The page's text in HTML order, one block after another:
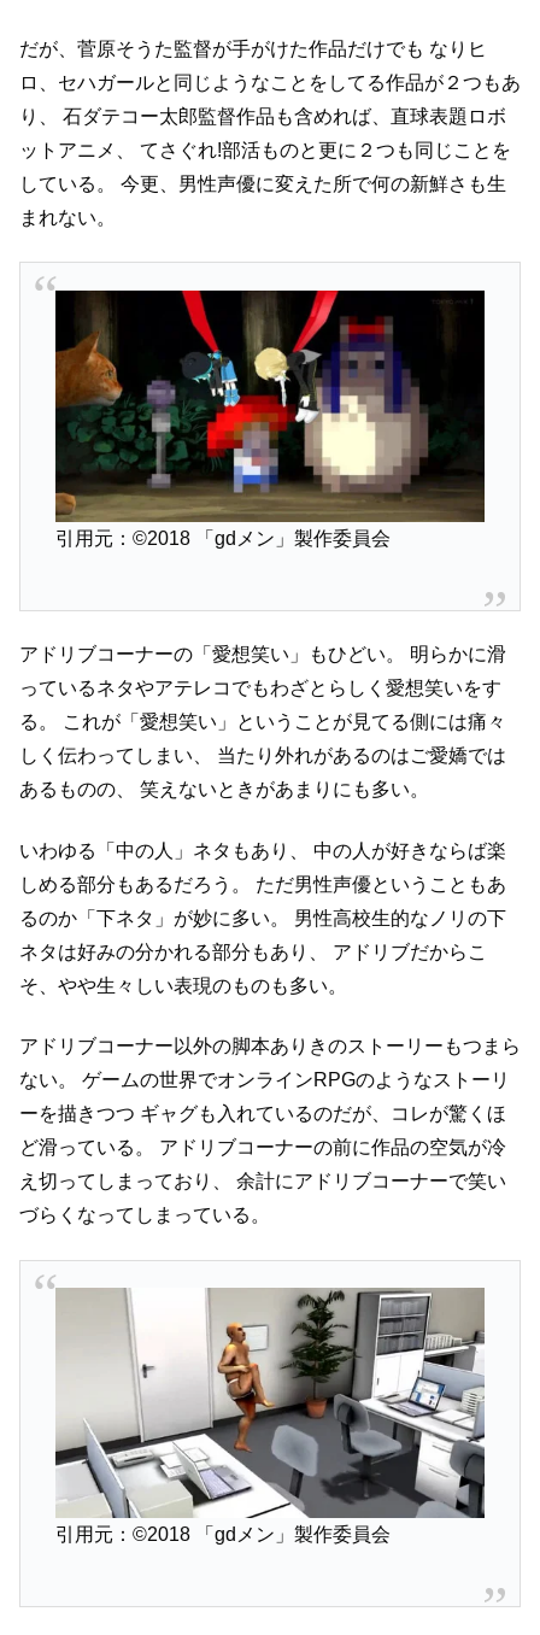
だが、菅原そうた監督が手がけた作品だけでも なりヒ
ロ、セハガールと同じようなことをしてる作品が２つもあ
り、
石ダテコー太郎監督作品も含めれば、直球表題ロボ
ットアニメ、
てさぐれ!部活ものと更に２つも同じことを
している。
今更、男性声優に変えた所で何の新鮮さも生
まれない。
引用元：©2018 「gdメン」製作委員会
アドリブコーナーの「愛想笑い」もひどい。
明らかに滑
っているネタやアテレコでもわざとらしく愛想笑いをす
る。
これが「愛想笑い」ということが見てる側には痛々
しく伝わってしまい、
当たり外れがあるのはご愛嬌では
あるものの、
笑えないときがあまりにも多い。
いわゆる「中の人」ネタもあり、
中の人が好きならば楽
しめる部分もあるだろう。
ただ男性声優ということもあ
るのか「下ネタ」が妙に多い。
男性高校生的なノリの下
ネタは好みの分かれる部分もあり、
アドリブだからこ
そ、やや生々しい表現のものも多い。
アドリブコーナー以外の脚本ありきのストーリーもつまら
ない。
ゲームの世界でオンラインRPGのようなストーリ
ーを描きつつ ギャグも入れているのだが、コレが驚くほ
ど滑っている。
アドリブコーナーの前に作品の空気が冷
え切ってしまっており、
余計にアドリブコーナーで笑い
づらくなってしまっている。
引用元：©2018 「gdメン」製作委員会